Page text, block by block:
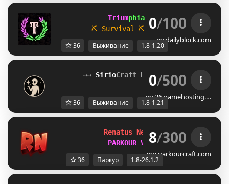
Triumphia
[1.8 / 1.20.x]
⛏ Survival
⛏ ☁ Parkour
0/100
mcdailyblock.com
36 Выживание 1.8-1.20
⇢⇢ SirioCraft Network [1.8–1.21+]
0/500
mc36.gamehosting.…
36 Выживание 1.8-1.21
Renatus Network 1.8-26.1.2
PARKOUR V3 OUT NOW
8/300
me.parkourcraft.com
36 Паркур 1.8-26.1.2